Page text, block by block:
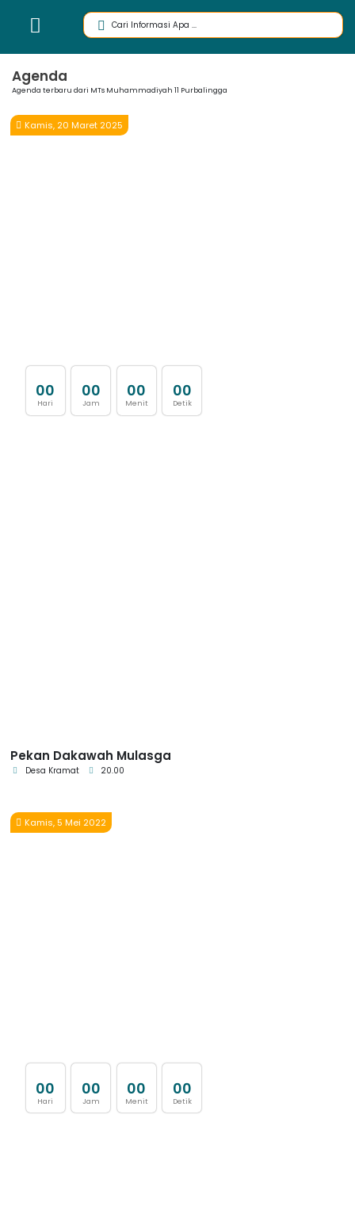
Agenda
Agenda terbaru dari MTs Muhammadiyah 11 Purbalingga
Kamis, 20 Maret 2025
Pekan Dakawah Mulasga
Desa Kramat 20.00
00
Hari
00
Jam
00
Menit
00
Detik
Kamis, 5 Mei 2022
00
Hari
00
Jam
00
Menit
00
Detik